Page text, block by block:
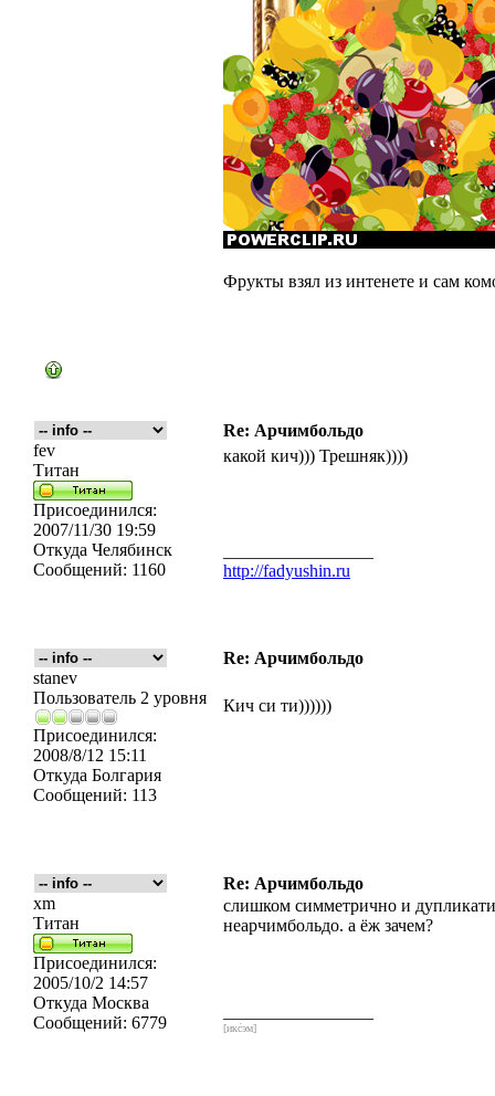
Фрукты взял из интенете и сам
Re: Арчимбольдо
fev
Титан
Присоединился:
2007/11/30 19:59
Откуда Челябинск
Сообщений: 1160
какой кич))) Трешняк))))
http://fadyushin.ru
Re: Арчимбольдо
stanev
Пользователь 2 уровня
Присоединился:
2008/8/12 15:11
Откуда Болгария
Сообщений: 113
Кич си ти))))))
Re: Арчимбольдо
xm
Титан
Присоединился:
2005/10/2 14:57
Откуда Москва
Сообщений: 6779
слишком симметрично и
неарчимбольдо. а ёж зачем?
[икс́эм]